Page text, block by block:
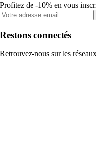
Profitez de -10% en vous
Restons connectés
Retrouvez-nous sur les